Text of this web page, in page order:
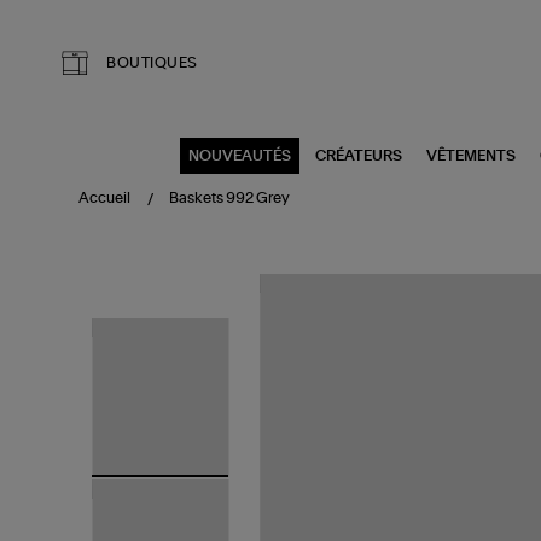
BOUTIQUES
NOUVEAUTÉS CRÉATEURS VÊTEMENTS
Accueil Baskets 992 Grey